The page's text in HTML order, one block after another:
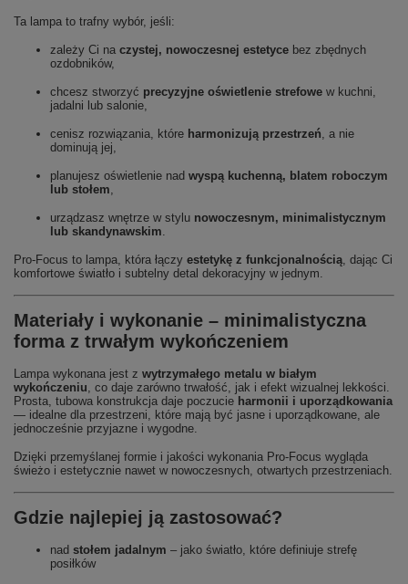
Ta lampa to trafny wybór, jeśli:
zależy Ci na czystej, nowoczesnej estetyce bez zbędnych
ozdobników,
chcesz stworzyć precyzyjne oświetlenie strefowe w kuchni,
jadalni lub salonie,
cenisz rozwiązania, które harmonizują przestrzeń, a nie
dominują jej,
planujesz oświetlenie nad wyspą kuchenną, blatem roboczym
lub stołem,
urządzasz wnętrze w stylu nowoczesnym, minimalistycznym
lub skandynawskim.
Pro-Focus to lampa, która łączy estetykę z funkcjonalnością, dając Ci
komfortowe światło i subtelny detal dekoracyjny w jednym.
Materiały i wykonanie – minimalistyczna
forma z trwałym wykończeniem
Lampa wykonana jest z wytrzymałego metalu w białym
wykończeniu, co daje zarówno trwałość, jak i efekt wizualnej lekkości.
Prosta, tubowa konstrukcja daje poczucie harmonii i uporządkowania
— idealne dla przestrzeni, które mają być jasne i uporządkowane, ale
jednocześnie przyjazne i wygodne.
Dzięki przemyślanej formie i jakości wykonania Pro-Focus wygląda
świeżo i estetycznie nawet w nowoczesnych, otwartych przestrzeniach.
Gdzie najlepiej ją zastosować?
nad stołem jadalnym – jako światło, które definiuje strefę
posiłków